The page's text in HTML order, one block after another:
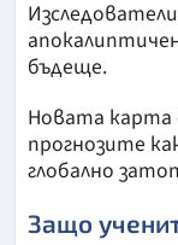
бъдеще.
Новата карта
прогнозите
глобално
Защо